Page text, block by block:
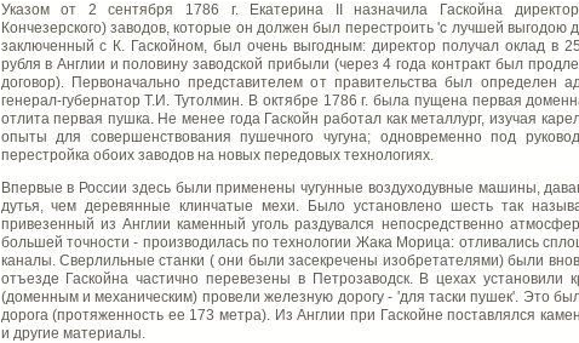
Указом от 2 сентября 1786 г. Екатерина II назначила Гаскойна
Кончезерского) заводов, которые он должен был перестроить 'с лучшей выгодою
заключенный с К. Гаскойном, был очень выгодным: директор получал оклад в
рубля в Англии и половину заводской прибыли (через 4 года контракт был
договор). Первоначально представителем от правительства был определен
генерал-губернатор Т.И. Тутолмин. В октябре 1786 г. была пущена первая
отлита первая пушка. Не менее года Гаскойн работал как металлург, изучая
опыты для совершенствования пушечного чугуна; одновременно под
перестройка обоих заводов на новых передовых технологиях.
Впервые в России здесь были применены чугунные воздуходувные машины,
дутья, чем деревянные клинчатые мехи. Было установлено шесть так
привезенный из Англии каменный уголь раздувался непосредственно
большей точности - производилась по технологии Жака Морица: отливались
каналы. Сверлильные станки ( они были засекречены изобретателями) были
отъезде Гаскойна частично перевезены в Петрозаводск. В цехах
(доменным и механическим) провели железную дорогу - 'для таски пушек'. Это
дорога (протяженность ее 173 метра). Из Англии при Гаскойне поставлялся
и другие материалы.